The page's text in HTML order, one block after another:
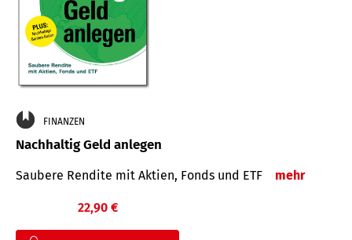
FINANZEN
Nachhaltig Geld anlegen
Saubere Rendite mit Aktien, Fonds und ETF mehr
22,90 €